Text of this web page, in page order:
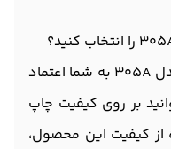
انتخاب کارتریج رنگی طرح اصلی مدل 305A به شما اعتماد
بر روی کیفیت چاپ
از کیفیت این محصول،